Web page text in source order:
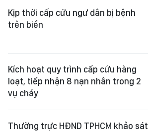
Kịp thời cấp cứu ngư dân bị bệnh
trên biển
Kích hoạt quy trình cấp cứu hàng
loạt, tiếp nhận 8 nạn nhân trong 2
vụ cháy
Thường trực HĐND TPHCM khảo sát